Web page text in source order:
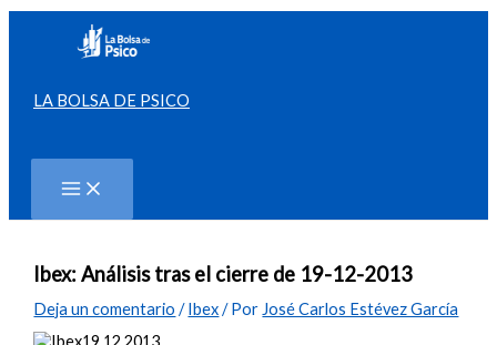
contenido
LA BOLSA DE PSICO
Ibex: Análisis tras el cierre de 19-12-2013
Deja un comentario /Ibex/ Por José Carlos Estévez García